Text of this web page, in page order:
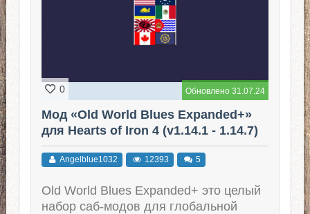
Обновлено 31.07.24
0
Мод «Old World Blues Expanded+»
для Hearts of Iron 4 (v1.14.1 - 1.14.7)
Angelblue1032 12393 5
Old World Blues Expanded+ это целый
набор саб-модов для глобальной